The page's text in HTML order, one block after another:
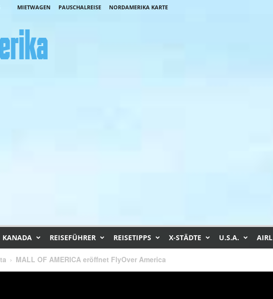
MIETWAGEN PAUSCHALREISE NORDAMERIKA KARTE
KANADA REISEFÜHRER REISETIPPS X-STÄDTE U.S.A.
MALL OF AMERICA eröffnet FlyOver America